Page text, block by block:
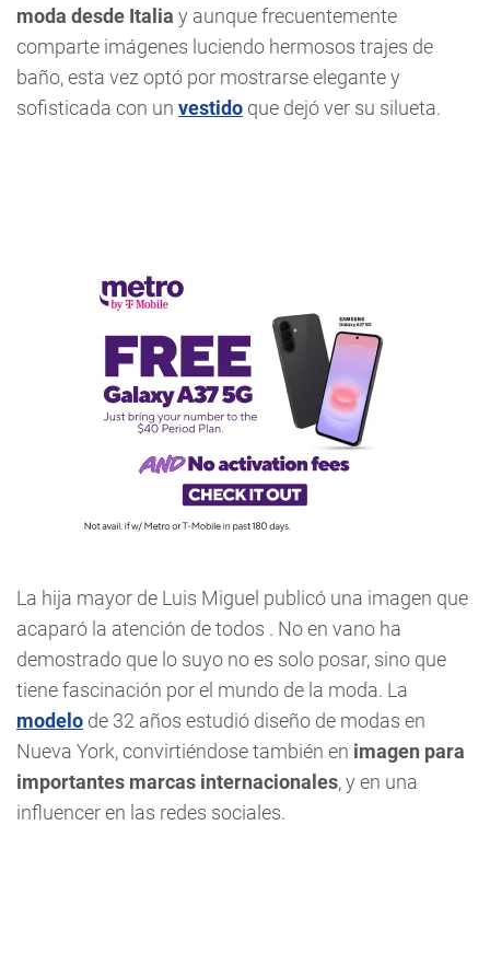
moda desde Italia y aunque frecuentemente
comparte imágenes luciendo hermosos trajes de
baño, esta vez optó por mostrarse elegante y
sofisticada con un vestido que dejó ver su silueta.
La hija mayor de Luis Miguel publicó una imagen que
acaparó la atención de todos . No en vano ha
demostrado que lo suyo no es solo posar, sino que
tiene fascinación por el mundo de la moda. La
modelo de 32 años estudió diseño de modas en
Nueva York, convirtiéndose también en imagen para
importantes marcas internacionales, y en una
influencer en las redes sociales.